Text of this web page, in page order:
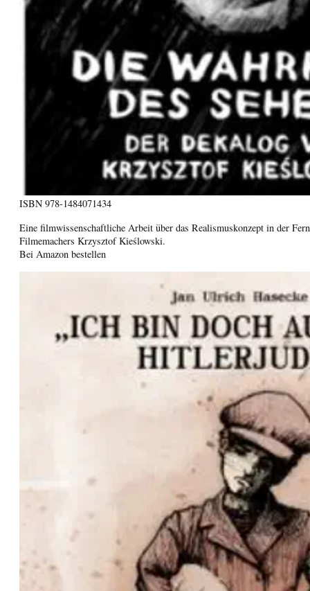
ISBN 978-1484071434
Eine filmwissenschaftliche Arbeit über das Realismuskonzept in der
Filmemachers Krzysztof Kieślowski.
Bei Amazon bestellen